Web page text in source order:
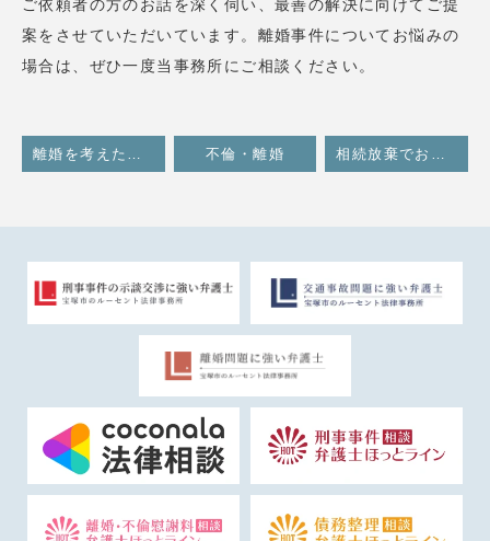
ご依頼者の方のお話を深く伺い、最善の解決に向けてご提
案をさせていただいています。離婚事件についてお悩みの
場合は、ぜひ一度当事務所にご相談ください。
離婚を考えたときに準備すべき事柄のまとめ 不倫・離婚 相続放棄でお悩みの方に